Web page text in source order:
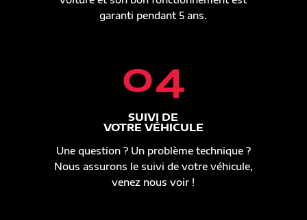
garanti pendant 5 ans.
04
SUIVI DE
VOTRE VÉHICULE
Une question ? Un problème technique ?
Nous assurons le suivi de votre véhicule,
venez nous voir !